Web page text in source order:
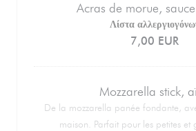
Acras de morue,
Λίστα
7,00 EUR
Mozzarella stick,
De la mozzarella panée fondante,
maison. Parfait pour les petites et